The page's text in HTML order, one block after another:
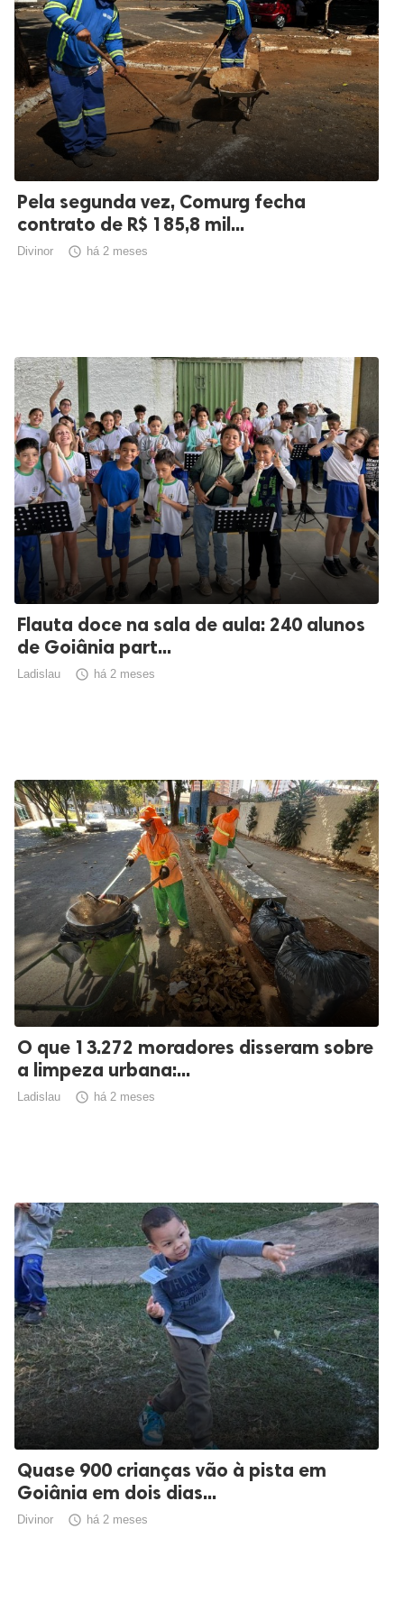
Pela segunda vez, Comurg fecha
contrato de R$ 185,8 mil...
Divinor  há 2 meses
Flauta doce na sala de aula: 240 alunos
de Goiânia part...
Ladislau  há 2 meses
O que 13.272 moradores disseram sobre
a limpeza urbana:...
Ladislau  há 2 meses
Quase 900 crianças vão à pista em
Goiânia em dois dias...
Divinor  há 2 meses